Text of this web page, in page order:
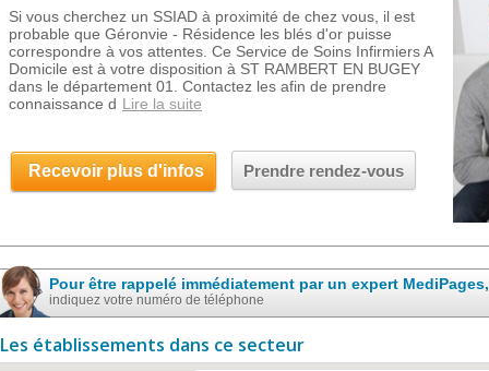
Si vous cherchez un SSIAD à proximité de chez vous, il est
probable que Géronvie - Résidence les blés d'or puisse
correspondre à vos attentes. Ce Service de Soins Infirmiers A
Domicile est à votre disposition à ST RAMBERT EN BUGEY
dans le département 01. Contactez les afin de prendre
connaissance d Lire la suite
Recevoir plus d'infos Prendre rendez-vous
Pour être rappelé immédiatement par un expert MediPages,
indiquez votre numéro de téléphone
Les établissements dans ce secteur